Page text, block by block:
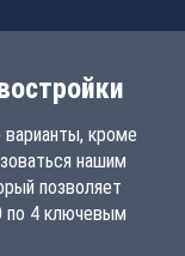
кроме
нашим
позволяет
4 ключевым